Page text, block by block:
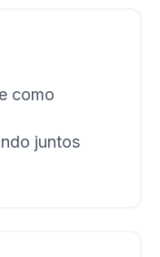
como
juntos